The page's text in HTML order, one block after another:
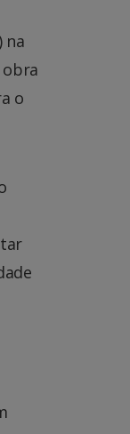
na
obra
o